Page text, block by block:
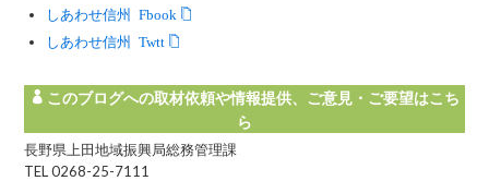
しあわせ信州 Facebook
しあわせ信州 Twitter
このブログへの取材依頼や情報提供、ご意見・ご要望はこち
ら
長野県上田地域振興局総務管理課
TEL 0268-25-7111